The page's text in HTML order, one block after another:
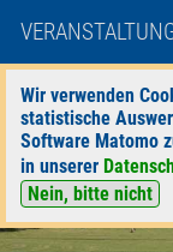
Wir verwenden
statistische
Software Matomo
in unserer
Nein, bitte nicht